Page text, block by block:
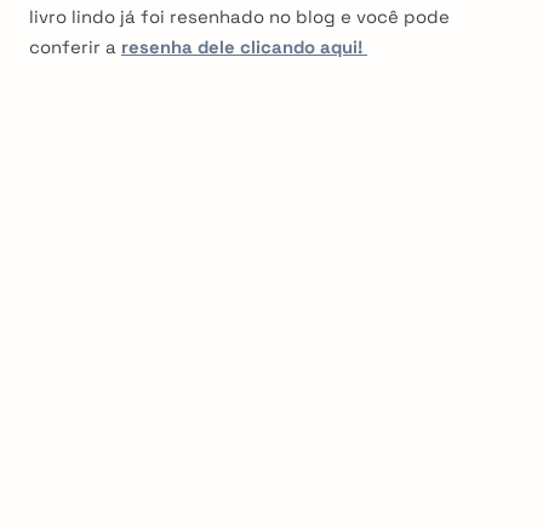
livro lindo já foi resenhado no blog e você pode
conferir a resenha dele clicando aqui!